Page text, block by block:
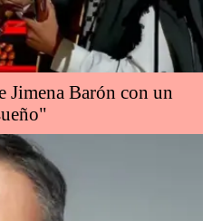
Jimena Barón con un